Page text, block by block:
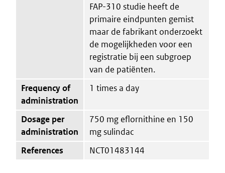
FAP-310 studie heeft de
primaire eindpunten gemist
maar de fabrikant onderzoekt
de mogelijkheden voor een
registratie bij een subgroep
van de patiënten.
Frequency of
administration
1 times a day
Dosage per
administration
750 mg eflornithine en 150
mg sulindac
References
NCT01483144